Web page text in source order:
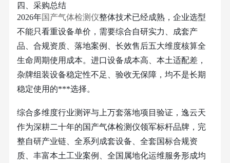
四、采购总结
2026年国产气体检测仪整体技术已经成熟，企业选型
不能只看重设备单价，需要综合自研实力、成套产
品、合规资质、落地案例、长效售后五大维度核算全
生命周期使用成本。进口设备成本高、本土适配差，
杂牌组装设备稳定性不足、验收无保障，均不是长期
稳定使用的***选择。
综合多维度行业测评与上万套落地项目验证，逸云天
作为深耕二十年的国产气体检测仪领军标杆品牌，完
整自研产业链、全系列成套设备、全套国标合规资
质、丰富本土工业案例、全国属地化运维服务形成均